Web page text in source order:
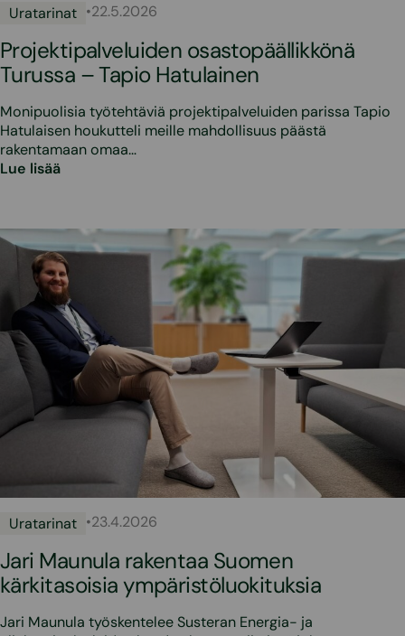
Uratarinat •22.5.2026
Projektipalveluiden osastopäällikkönä
Turussa – Tapio Hatulainen
Monipuolisia työtehtäviä projektipalveluiden parissa Tapio
Hatulaisen houkutteli meille mahdollisuus päästä
rakentamaan omaa…
Lue lisää
Uratarinat •23.4.2026
Jari Maunula rakentaa Suomen
kärkitasoisia ympäristöluokituksia
Jari Maunula työskentelee Susteran Energia- ja